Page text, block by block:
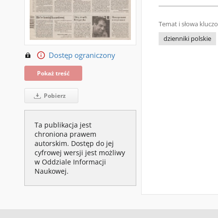
Dostęp ograniczony
Pokaż treść
Pobierz
Ta publikacja jest
chroniona prawem
autorskim. Dostęp do jej
cyfrowej wersji jest możliwy
w Oddziale Informacji
Naukowej.
Temat i słowa
dzienniki polskie